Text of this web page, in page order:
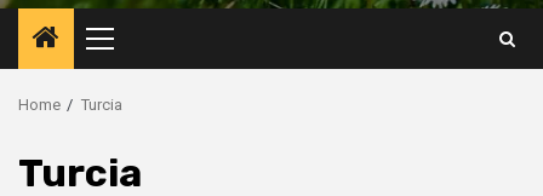
Primary
Menu
Home Turcia
Turcia